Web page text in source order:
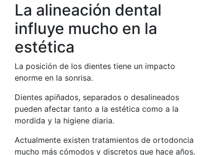
La alineación dental
influye mucho en la
estética
La posición de los dientes tiene un impacto
enorme en la sonrisa.
Dientes apiñados, separados o desalineados
pueden afectar tanto a la estética como a la
mordida y la higiene diaria.
Actualmente existen tratamientos de ortodoncia
mucho más cómodos y discretos que hace años.